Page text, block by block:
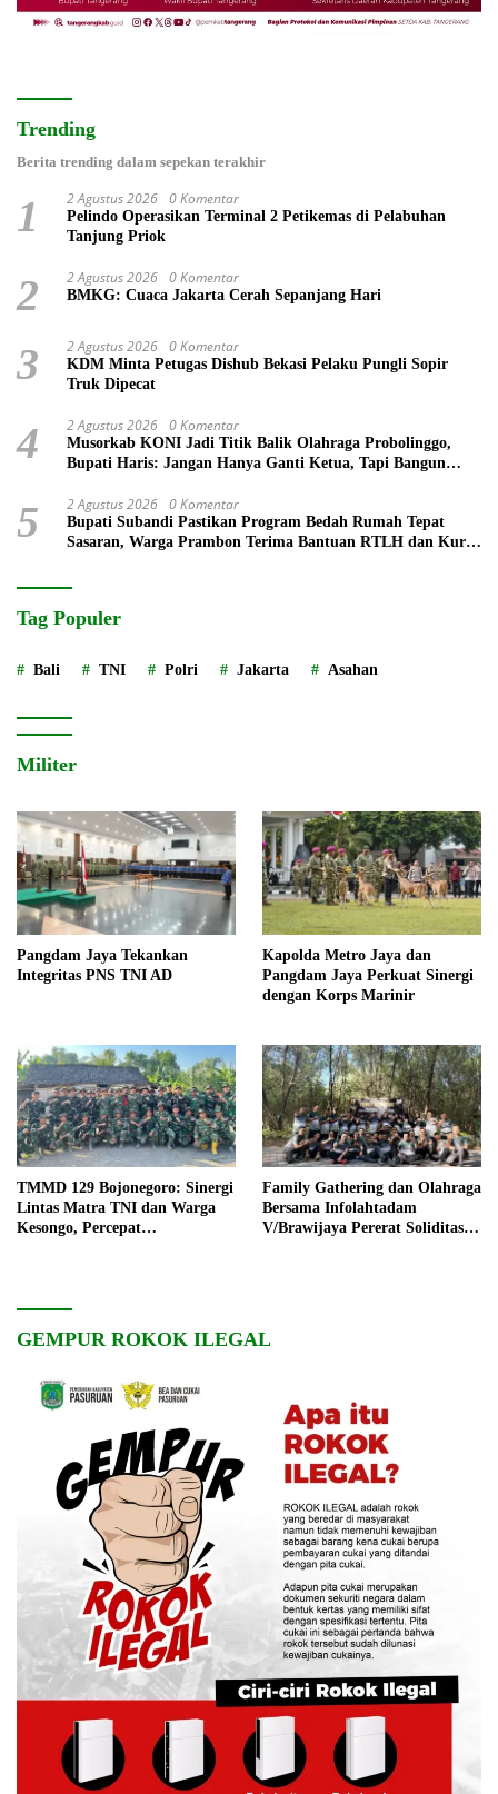
Trending
Berita trending dalam sepekan terakhir
1 2 Agustus 2026 0 Komentar
Pelindo Operasikan Terminal 2 Petikemas di Pelabuhan
Tanjung Priok
2 2 Agustus 2026 0 Komentar
BMKG: Cuaca Jakarta Cerah Sepanjang Hari
3 2 Agustus 2026 0 Komentar
KDM Minta Petugas Dishub Bekasi Pelaku Pungli Sopir
Truk Dipecat
4 2 Agustus 2026 0 Komentar
Musorkab KONI Jadi Titik Balik Olahraga Probolinggo,
Bupati Haris: Jangan Hanya Ganti Ketua, Tapi Bangun
5 2 Agustus 2026 0 Komentar
Bupati Subandi Pastikan Program Bedah Rumah Tepat
Sasaran, Warga Prambon Terima Bantuan RTLH dan Kursi
Tag Populer
Bali TNI Polri Jakarta Asahan
Militer
Pangdam Jaya Tekankan
Integritas PNS TNI AD
Kapolda Metro Jaya dan
Pangdam Jaya Perkuat Sinergi
dengan Korps Marinir
TMMD 129 Bojonegoro: Sinergi
Lintas Matra TNI dan Warga
Kesongo, Percepat
Family Gathering dan Olahraga
Bersama Infolahtadam
V/Brawijaya Pererat Soliditas
GEMPUR ROKOK ILEGAL